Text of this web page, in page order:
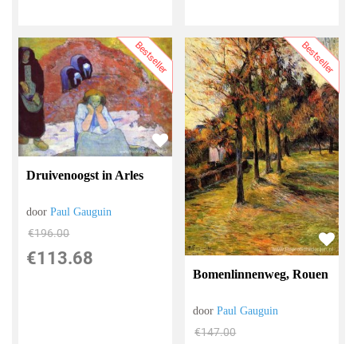
Bestseller
Druivenoogst in Arles
doorPaul Gauguin
€196.00
€113.68
Bestseller
Bomenlinnenweg, Rouen
doorPaul Gauguin
€147.00